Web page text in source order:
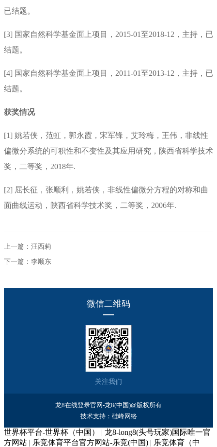
已结题。
[3] 国家自然科学基金面上项目， 2015-01至2018-12 ，主持，已
结题。
[4] 国家自然科学基金面上项目， 2011-01至2013-12 ，主持，已
结题。
获奖情况
[1] 姚若侠，范虹，郭永霞，宋军锋，艾玲梅，王伟，非线性
偏微分系统的可积性和不变性及其应用研究，陕西省科学技术
奖，二等奖，2018年.
[2] 屈长征，张顺利，姚若侠，非线性偏微分方程的对称和曲
面曲线运动，陕西省科学技术奖，二等奖，2006年.
上一篇：汪西莉
下一篇：李顺东
微信二维码
关注我们
龙8在线登录官网-龙8(中国)@版权所有
技术支持： 硅峰网络
世界杯平台-世界杯（中国） | 龙8-long8(头号玩家)国际唯一官
方网站 | 乐竞体育平台官方网站-乐竞(中国) | 乐竞体育（中